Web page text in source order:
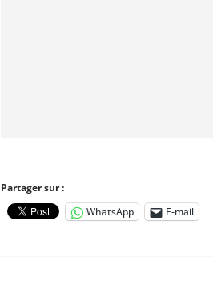
Partager sur :
WhatsApp
E-mail